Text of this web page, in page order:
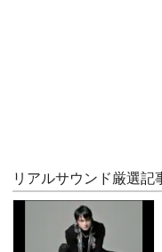
リアルサウンド厳選記